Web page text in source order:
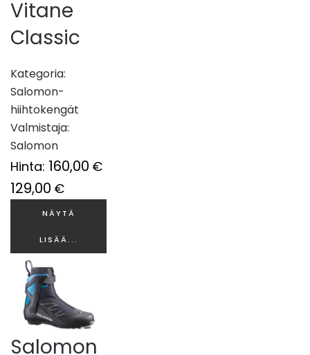
Vitane
Classic
Kategoria:
Salomon-
hiihtokengät
Valmistaja:
Salomon
Hinta: 160,00 €
129,00 €
NÄYTÄ
LISÄÄ...
Salomon